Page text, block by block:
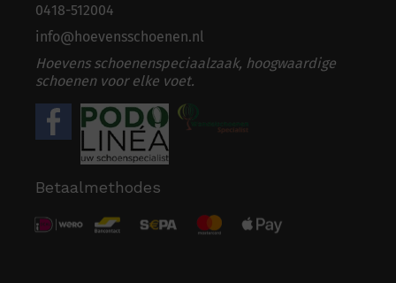
0418-512004
info@hoevensschoenen.nl
Hoevens schoenenspeciaalzaak, hoogwaardige
schoenen voor elke voet.
Betaalmethodes